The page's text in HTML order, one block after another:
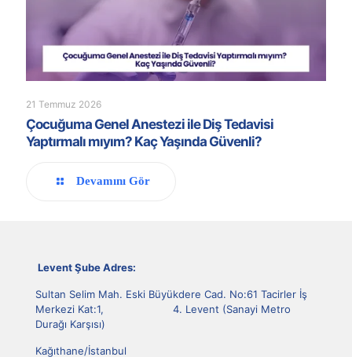
21 Temmuz 2026
Çocuğuma Genel Anestezi ile Diş Tedavisi
Yaptırmalı mıyım? Kaç Yaşında Güvenli?
Devamını Gör
Levent Şube Adres:
Sultan Selim Mah. Eski Büyükdere Cad. No:61 Tacirler İş
Merkezi Kat:1, 4. Levent (Sanayi Metro
Durağı Karşısı)
Kağıthane/İstanbul